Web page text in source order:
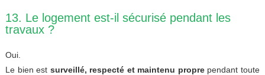
13. Le logement est-il sécurisé pendant les
travaux ?
Oui.
Le bien est surveillé, respecté et maintenu proprependant toute